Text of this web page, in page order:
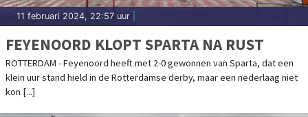
11 februari 2024, 22:57 uur
FEYENOORD KLOPT SPARTA NA RUST
ROTTERDAM - Feyenoord heeft met 2-0 gewonnen van Sparta, dat een
klein uur stand hield in de Rotterdamse derby, maar een nederlaag niet
kon [...]